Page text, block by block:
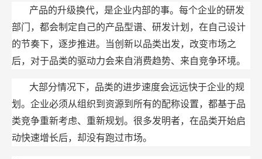
产品的升级换代，是企业内部的事。每个企业的研发
部门，都会制定自己的产品型谱、研发计划，在自己设计
的节奏下，逐步推进。当创新以品类出发，改变市场之
后，对于品类的驱动力会来自消费趋势、来自竞争环境。
大部分情况下，品类的进步速度会远远快于企业的规
划。企业必须从组织到资源到所有的配称设置，都基于品
类竞争重新考虑、重新规划。很多发明者，在品类开始启
动快速增长后，却没有跑过市场。